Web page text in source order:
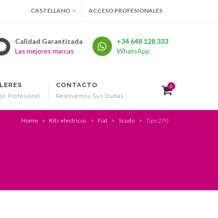
CASTELLANO ACCESO PROFESIONALES
Calidad Garantizada
Las mejores marcas
+34 648 128 333
WhatsApp
Profesional
CONTACTO
Resolvemos Sus Dudas
0
Home Kits electricos Fiat Scudo Tipo 270